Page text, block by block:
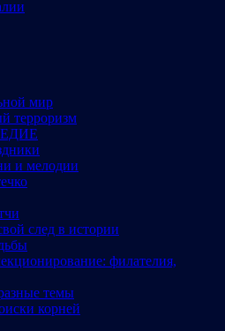
мир
терроризм
и мелодии
след в истории
филателия,
темы
корней